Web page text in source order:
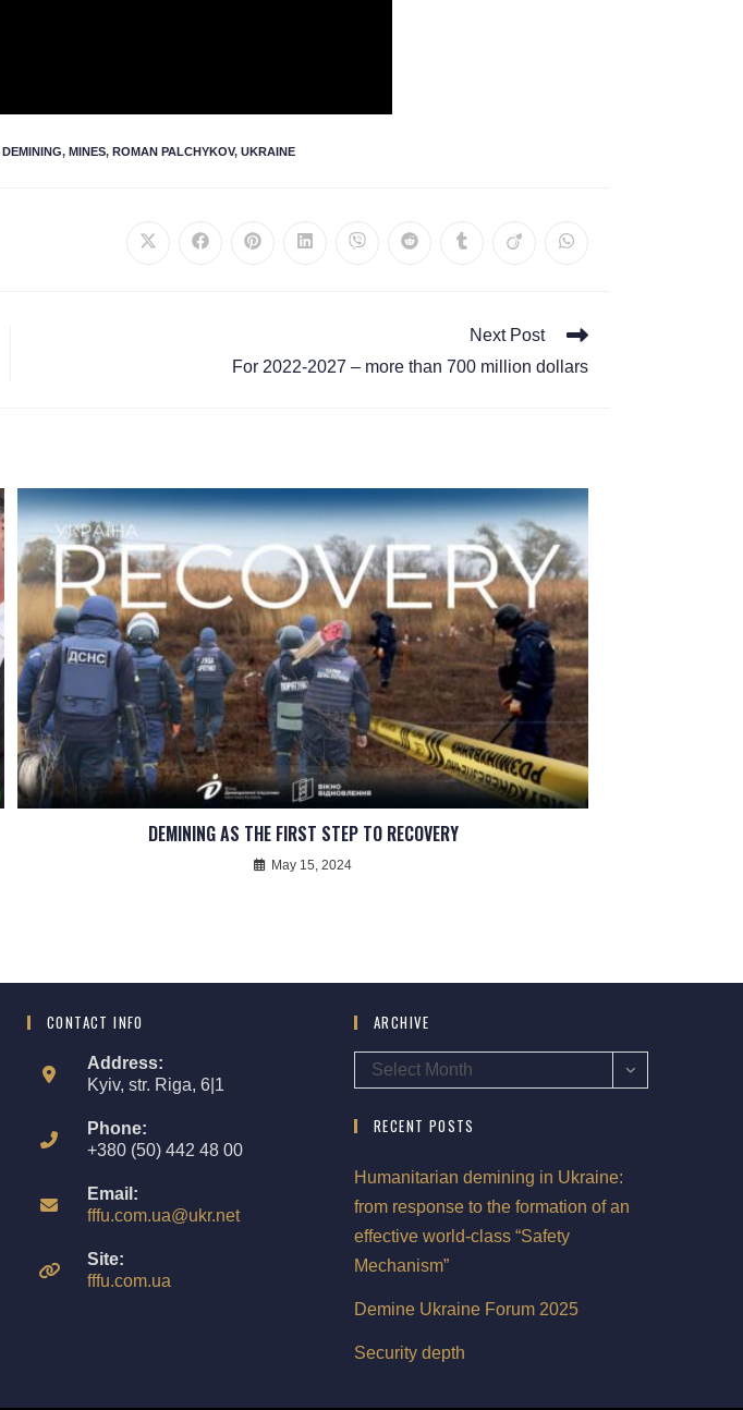
DEMINING, MINES, ROMAN PALCHYKOV, UKRAINE
Next Post
For 2022-2027 – more than 700 million dollars
DEMINING AS THE FIRST STEP TO RECOVERY
May 15, 2024
CONTACT INFO
Address:
Kyiv, str. Riga, 6|1
Phone:
+380 (50) 442 48 00
Email:
fffu.com.ua@ukr.net
Site:
fffu.com.ua
ARCHIVE
Select Month
RECENT POSTS
Humanitarian demining in Ukraine:
from response to the formation of an
effective world-class “Safety
Mechanism”
Demine Ukraine Forum 2025
Security depth